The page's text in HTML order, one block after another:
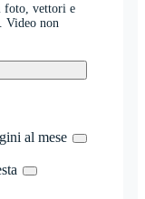
foto, vettori e
Video non
al mese